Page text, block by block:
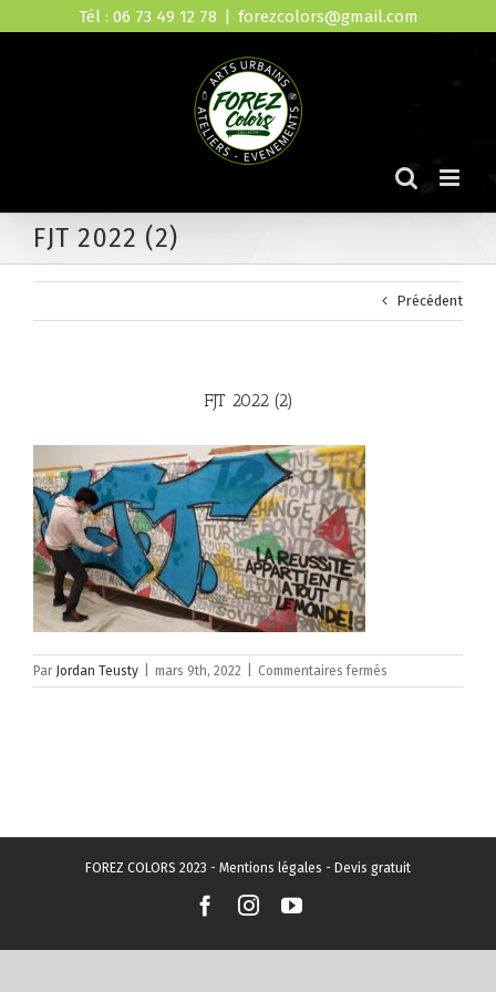
to
Tél : 06 73 49 12 78 | forezcolors@gmail.com
FJT 2022 (2)
Précédent
FJT 2022 (2)
Par Jordan Teusty mars 9th, 2022 Commentaires fermés
FJT
FOREZ COLORS 2023 - Mentions légales - Devis gratuit
Facebook
InstagramYouTube